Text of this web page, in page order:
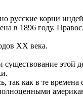
русские корни
в 1896 году.
XX века.
этой
так как в те времена